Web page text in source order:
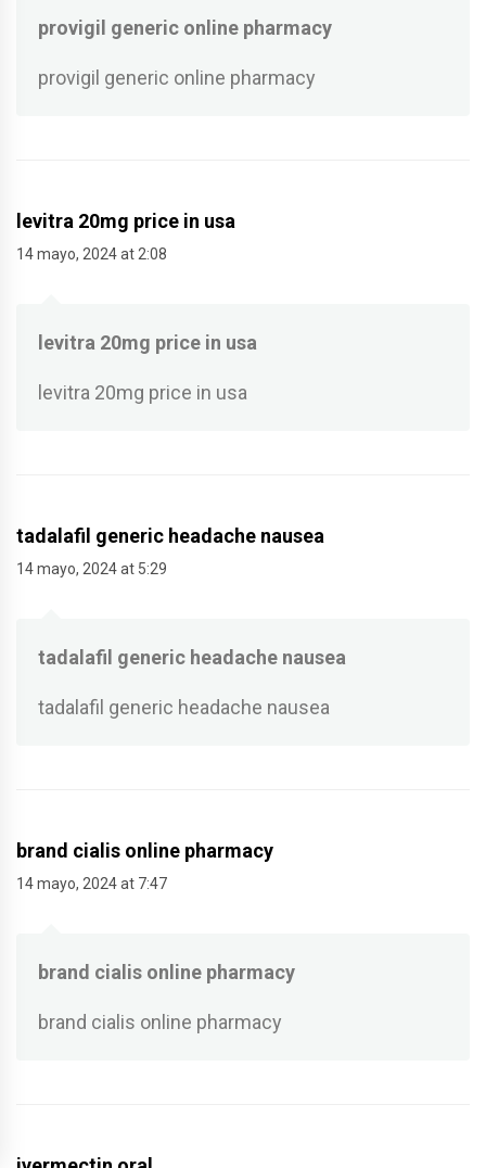
provigil generic online pharmacy
provigil generic online pharmacy
levitra 20mg price in usa
14 mayo, 2024 at 2:08
levitra 20mg price in usa
levitra 20mg price in usa
tadalafil generic headache nausea
14 mayo, 2024 at 5:29
tadalafil generic headache nausea
tadalafil generic headache nausea
brand cialis online pharmacy
14 mayo, 2024 at 7:47
brand cialis online pharmacy
brand cialis online pharmacy